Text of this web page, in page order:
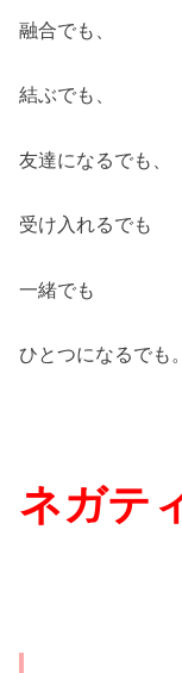
融合でも、
結ぶでも、
友達になるでも、
受け入れるでも
一緒でも
ひとつになるでも。
ネガテ